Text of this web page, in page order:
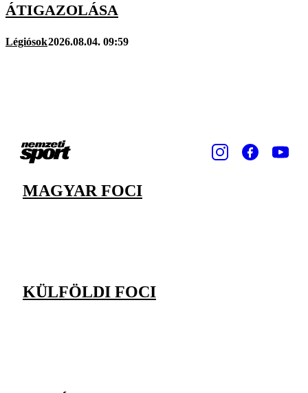
ÁTIGAZOLÁSA
Légiósok2026.08.04. 09:59
MAGYAR FOCI
KÜLFÖLDI FOCI